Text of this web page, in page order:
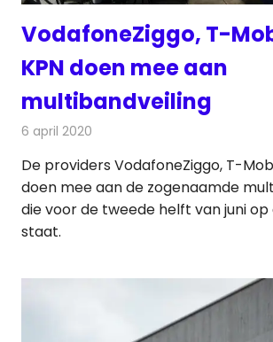
VodafoneZiggo, T-
KPN doen mee aan
multibandveiling
6 april 2020
De providers VodafoneZiggo, T-
doen mee aan de zogenaamde
die voor de tweede helft van juni
staat.